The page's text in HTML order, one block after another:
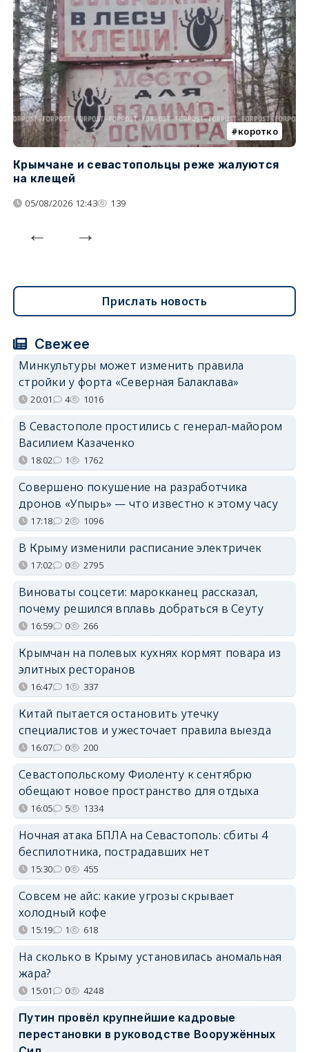
коротко
Крымчане и севастопольцы реже жалуются
на клещей
05/08/2026 12:43 139
Прислать новость
Свежее
Минкультуры может изменить правила
стройки у форта «Северная Балаклава»
20:01 4 1016
В Севастополе простились с генерал-майором
Василием Казаченко
18:02 1 1762
Совершено покушение на разработчика
дронов «Упырь» — что известно к этому часу
17:18 2 1096
В Крыму изменили расписание электричек
17:02 0 2795
Виноваты соцсети: марокканец рассказал,
почему решился вплавь добраться в Сеуту
16:59 0 266
Крымчан на полевых кухнях кормят повара из
элитных ресторанов
16:47 1 337
Китай пытается остановить утечку
специалистов и ужесточает правила выезда
16:07 0 200
Севастопольскому Фиоленту к сентябрю
обещают новое пространство для отдыха
16:05 5 1334
Ночная атака БПЛА на Севастополь: сбиты 4
беспилотника, пострадавших нет
15:30 0 455
Совсем не айс: какие угрозы скрывает
холодный кофе
15:19 1 618
На сколько в Крыму установилась аномальная
жара?
15:01 0 4248
Путин провёл крупнейшие кадровые
перестановки в руководстве Вооружённых